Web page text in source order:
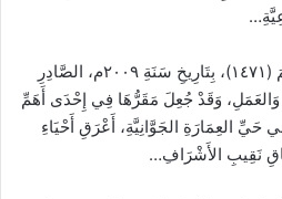
أُشْهِرَتِ المُؤَسَّسَةُ بِالقَرَارِ رَقْمَ (١٤٧١)، بِتَارِيخِ سَنَةِ ٢٠٠٩م، الصَّادِرِ
وَالعَمَلِ، وَقَدْ جُعِلَ مَقَرُّهَا فِي إِحْدَى أَهَمِّ
حَيِّ العِمَارَةِ الجَوَّانِيَّةِ، أَعْرَقِ أَحْيَاءِ
نَقِيبِ الأَشْرَافِ…